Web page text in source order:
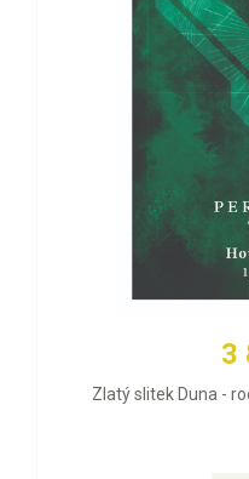
3
Zlatý slitek Duna -